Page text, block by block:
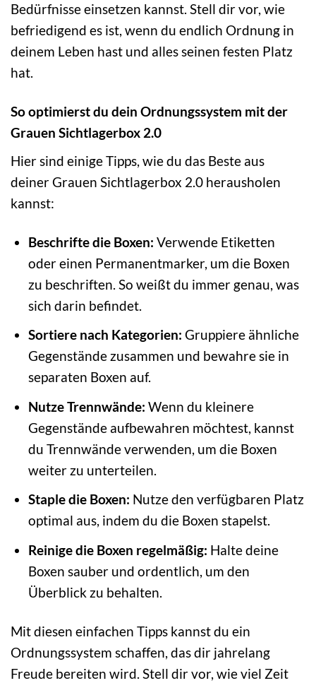
Bedürfnisse einsetzen kannst. Stell dir vor, wie
befriedigend es ist, wenn du endlich Ordnung in
deinem Leben hast und alles seinen festen Platz
hat.
So optimierst du dein Ordnungssystem mit der
Grauen Sichtlagerbox 2.0
Hier sind einige Tipps, wie du das Beste aus
deiner Grauen Sichtlagerbox 2.0 herausholen
kannst:
Beschrifte die Boxen: Verwende Etiketten
oder einen Permanentmarker, um die Boxen
zu beschriften. So weißt du immer genau, was
sich darin befindet.
Sortiere nach Kategorien: Gruppiere ähnliche
Gegenstände zusammen und bewahre sie in
separaten Boxen auf.
Nutze Trennwände: Wenn du kleinere
Gegenstände aufbewahren möchtest, kannst
du Trennwände verwenden, um die Boxen
weiter zu unterteilen.
Staple die Boxen: Nutze den verfügbaren Platz
optimal aus, indem du die Boxen stapelst.
Reinige die Boxen regelmäßig: Halte deine
Boxen sauber und ordentlich, um den
Überblick zu behalten.
Mit diesen einfachen Tipps kannst du ein
Ordnungssystem schaffen, das dir jahrelang
Freude bereiten wird. Stell dir vor, wie viel Zeit